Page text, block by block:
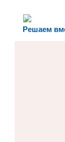
Решаем